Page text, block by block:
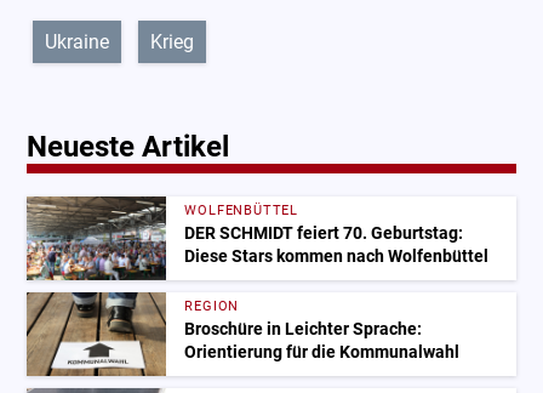
Ukraine Krieg
Neueste Artikel
WOLFENBÜTTEL
DER SCHMIDT feiert 70. Geburtstag:
Diese Stars kommen nach Wolfenbüttel
REGION
Broschüre in Leichter Sprache:
Orientierung für die Kommunalwahl